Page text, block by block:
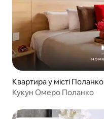
Квартира у місті Поланко
Кукун Омеро Поланко